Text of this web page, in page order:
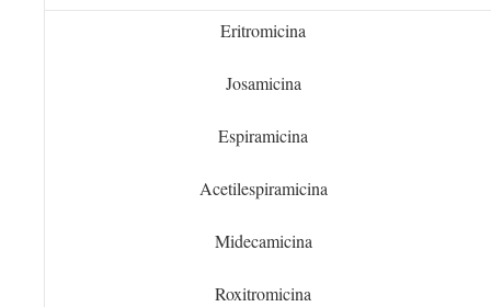
Eritromicina
Josamicina
Espiramicina
Acetilespiramicina
Midecamicina
Roxitromicina